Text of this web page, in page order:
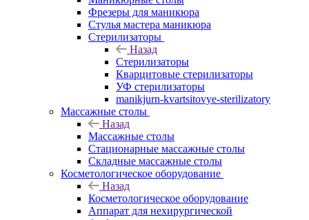
Фрезеры для маникюра
Стулья мастера маникюра
Стерилизаторы
Назад
Стерилизаторы
Кварцитовые стерилизаторы
УФ стерилизаторы
manikjurn-kvartsitovye-sterilizatory
Массажные столы
Назад
Массажные столы
Стационарные массажные столы
Складные массажные столы
Косметологическое оборудование
Назад
Косметологическое оборудование
Аппарат для нехирургической